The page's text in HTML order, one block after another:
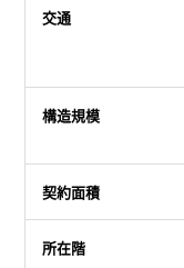
交通
構造規模
契約面積
所在階